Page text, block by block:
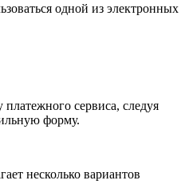
одной из электронных
сервиса, следуя
форму.
несколько вариантов